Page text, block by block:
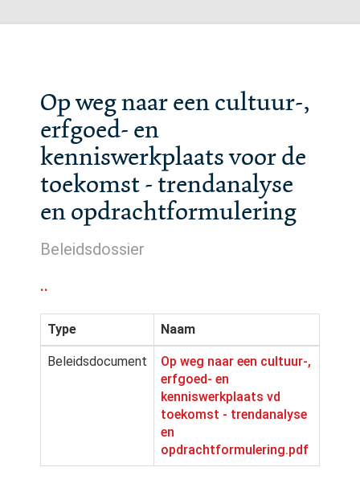
Op weg naar een cultuur-,
erfgoed- en
kenniswerkplaats voor de
toekomst - trendanalyse
en opdrachtformulering
Beleidsdossier
..
Type Naam
Beleidsdocument
Op weg naar een cultuur-,
erfgoed- en
kenniswerkplaats vd
toekomst - trendanalyse
en
opdrachtformulering.pdf